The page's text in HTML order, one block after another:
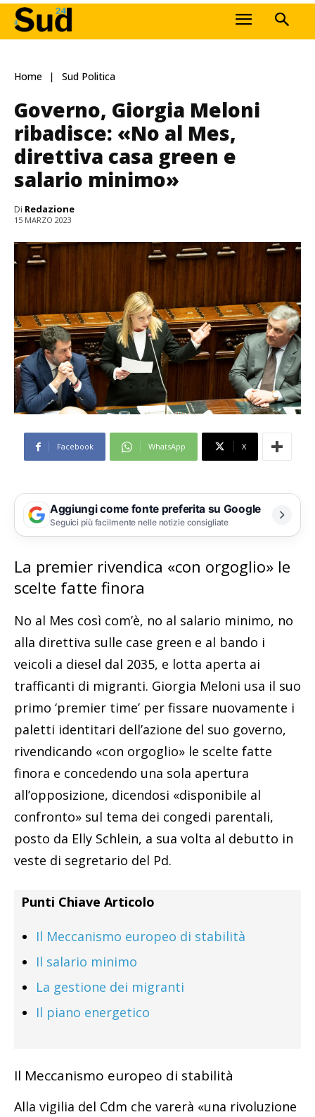
Home Sud Politica
Governo, Giorgia Meloni
ribadisce: «No al Mes,
direttiva casa green e
salario minimo»
Di Redazione
15 MARZO 2023
Facebook WhatsApp X
Aggiungi come fonte preferita su Google
Seguici più facilmente nelle notizie consigliate
La premier rivendica «con orgoglio» le
scelte fatte finora
No al Mes così com’è, no al salario minimo, no
alla direttiva sulle case green e al bando i
veicoli a diesel dal 2035, e lotta aperta ai
trafficanti di migranti. Giorgia Meloni usa il suo
primo ‘premier time’ per fissare nuovamente i
paletti identitari dell’azione del suo governo,
rivendicando «con orgoglio» le scelte fatte
finora e concedendo una sola apertura
all’opposizione, dicendosi «disponibile al
confronto» sul tema dei congedi parentali,
posto da Elly Schlein, a sua volta al debutto in
veste di segretario del Pd.
Punti Chiave Articolo
Il Meccanismo europeo di stabilità
Il salario minimo
La gestione dei migranti
Il piano energetico
Il Meccanismo europeo di stabilità
Alla vigilia del Cdm che varerà «una rivoluzione